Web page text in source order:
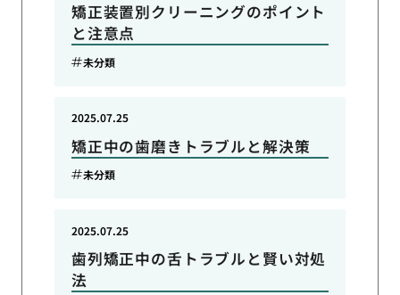
矯正装置別クリーニングのポイント
と注意点
未分類
矯正中の歯磨きトラブルと解決策
2025.07.25
未分類
歯列矯正中の舌トラブルと賢い対処
法
2025.07.25